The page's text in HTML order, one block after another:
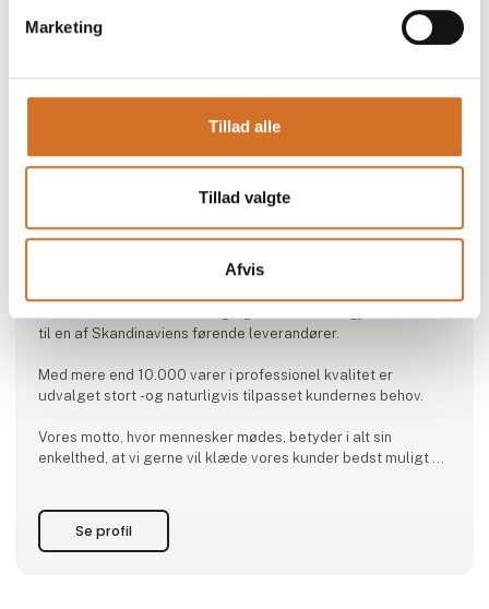
Marketing
Tillad alle
Tillad valgte
Afvis
Zederkof A/S
I mere end 20 år har Zederkof A/S leveret professionelle
til en af Skandinaviens førende leverandører.
Med mere end 10.000 varer i professionel kvalitet er
udvalget stort -og naturligvis tilpasset kundernes behov.
Vores motto, hvor mennesker mødes, betyder i alt sin
enkelthed, at vi gerne vil klæde vores kunder bedst muligt på
Se profil